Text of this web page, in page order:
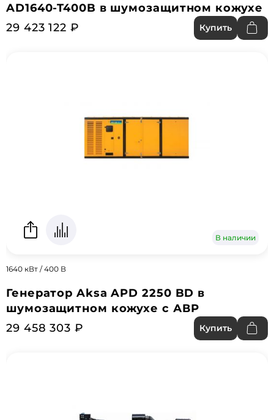
AD1640-T400B в шумозащитном кожухе
29 423 122 ₽
Купить
В наличии
1640 кВт / 400 В
Генератор Aksa APD 2250 BD в
шумозащитном кожухе с АВР
29 458 303 ₽
Купить